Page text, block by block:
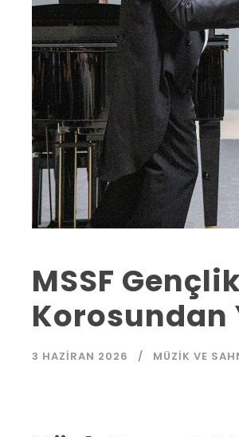
MSSF
Korosundan
3 HAZIRAN 2026 MÜZIK VE